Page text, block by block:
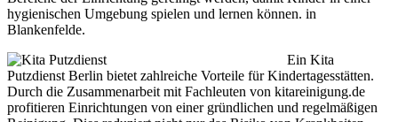
hygienischen Umgebung spielen und lernen können. in
Blankenfelde.
Ein Kita
Putzdienst Berlin bietet zahlreiche Vorteile für Kindertagesstätten.
Durch die Zusammenarbeit mit Fachleuten von kitareinigung.de
profitieren Einrichtungen von einer gründlichen und regelmäßigen